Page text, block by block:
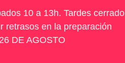
10 a 13h. Tardes cerrado
retrasos en la preparación
DE AGOSTO